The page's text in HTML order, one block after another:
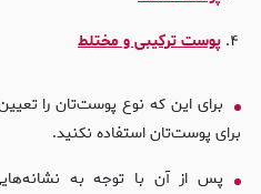
پوست ترکیبی و مختلط
برای این که نوع پوست‌تان را
برای پوست‌تان استفاده نکنید.
پس از آن با توجه به